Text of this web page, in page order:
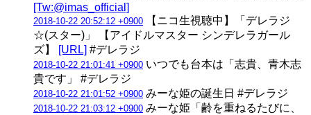
[Tw:@imas_official]
2018-10-22 20:52:12 +0900 【ニコ生視聴中】「デレラジ
☆(スター)」 【アイドルマスター シンデレラガール
ズ】
[URL] #デレラジ
2018-10-22 21:01:41 +0900 いつでも台本は「志貴、青木志
貴です」 #デレラジ
2018-10-22 21:01:52 +0900 みーな姫の誕生日 #デレラジ
2018-10-22 21:03:12 +0900 みーな姫「齢を重ねるたびに、